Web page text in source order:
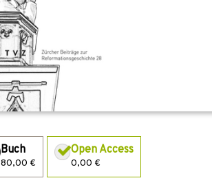
Buch
80,00 €
Open Access
0,00 €